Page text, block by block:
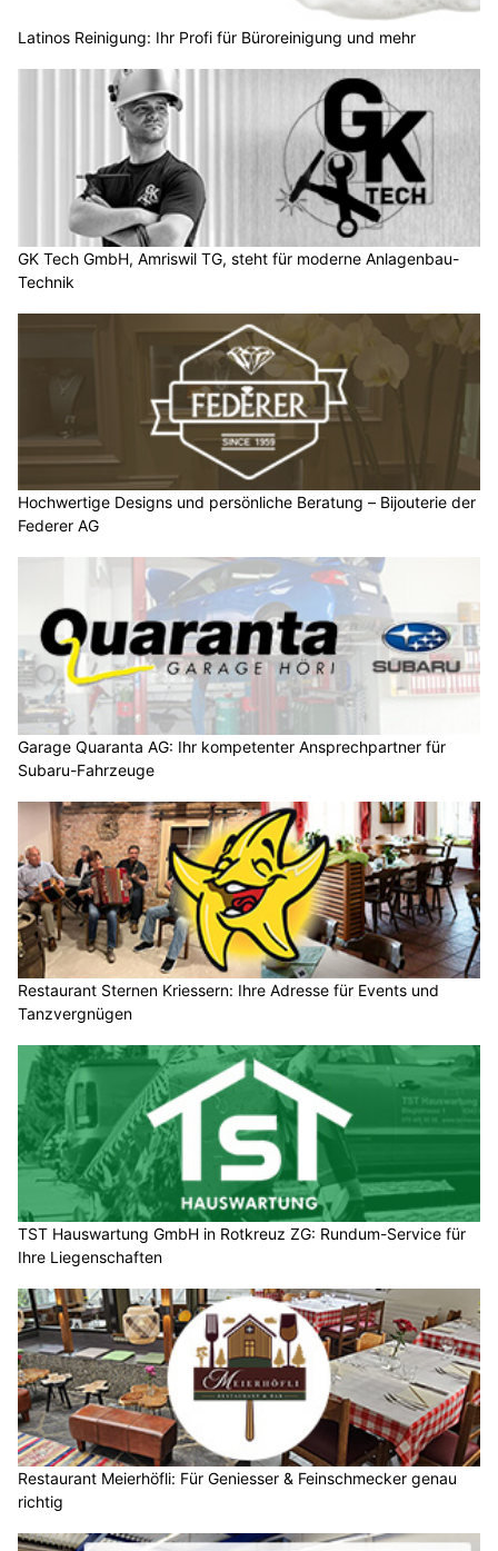
Latinos Reinigung: Ihr Profi für Büroreinigung und mehr
GK Tech GmbH, Amriswil TG, steht für moderne Anlagenbau-
Technik
Hochwertige Designs und persönliche Beratung – Bijouterie der
Federer AG
Garage Quaranta AG: Ihr kompetenter Ansprechpartner für
Subaru-Fahrzeuge
Restaurant Sternen Kriessern: Ihre Adresse für Events und
Tanzvergnügen
TST Hauswartung GmbH in Rotkreuz ZG: Rundum-Service für
Ihre Liegenschaften
Restaurant Meierhöfli: Für Geniesser & Feinschmecker genau
richtig